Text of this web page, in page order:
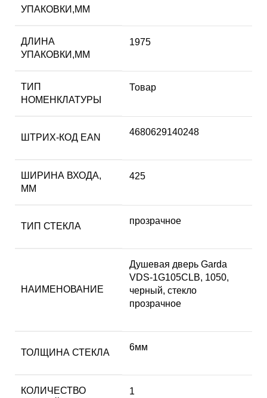
УПАКОВКИ,ММ
ДЛИНА
УПАКОВКИ,ММ
1975
ТИП
НОМЕНКЛАТУРЫ
Товар
ШТРИХ-КОД EAN
4680629140248
ШИРИНА ВХОДА,
ММ
425
ТИП СТЕКЛА
прозрачное
НАИМЕНОВАНИЕ
Душевая дверь Garda
VDS-1G105CLB, 1050,
черный, стекло
прозрачное
ТОЛЩИНА СТЕКЛА
6мм
КОЛИЧЕСТВО
1